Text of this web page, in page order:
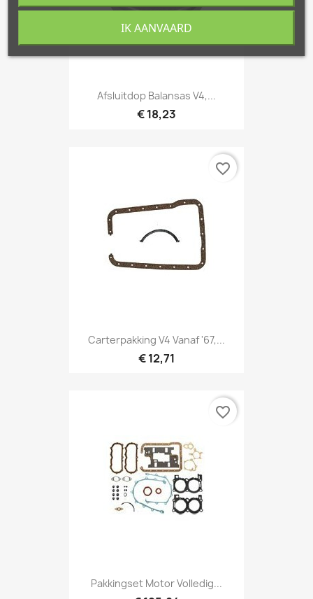
Afsluitdop Balansas V4,...
€ 18,23
Carterpakking V4 Vanaf '67,...
€ 12,71
favorite_border
Pakkingset Motor Volledig...
favorite_border
IK AANVAARD